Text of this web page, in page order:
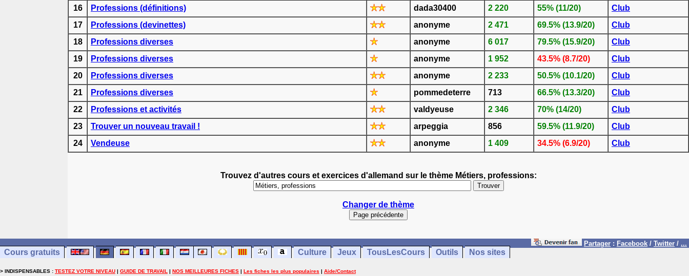
16
Professions (définitions) dada30400 2 220 55% (11/20)
Club
17
Professions (devinettes) anonyme 2 471 69.5% (13.9/20)
Club
18
Professions diverses anonyme 6 017 79.5% (15.9/20)
Club
19
Professions diverses anonyme 1 952 43.5% (8.7/20)
Club
20
Professions diverses anonyme 2 233 50.5% (10.1/20)
Club
21
Professions diverses pommedeterre 713 66.5% (13.3/20)
Club
22
Professions et activités valdyeuse 2 346 70% (14/20)
Club
23
Trouver un nouveau travail ! arpeggia 856 59.5% (11.9/20)
Club
24
Vendeuse anonyme 1 409 34.5% (6.9/20) Club
Trouvez d'autres cours et exercices d'allemand sur le thème Métiers, professions:
Changer de thème
Partager : Facebook / Twitter / ...
Cours gratuits Culture Jeux TousLesCours Outils Nos sites
> INDISPENSABLES : TESTEZ VOTRE NIVEAU | GUIDE DE TRAVAIL | NOS MEILLEURES FICHES | Les fiches les plus populaires | Aide/Contact